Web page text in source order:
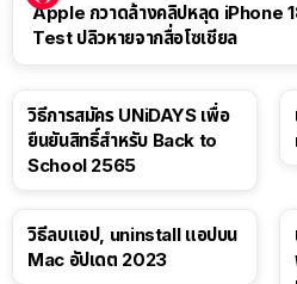
Apple กวาดล้างคลิปหลุด iPhone
Test ปลิวหายจากสื่อโซเชียล
วิธีการสมัคร UNiDAYS เพื่อ
ยืนยันสิทธิ์สำหรับ Back to
School 2565
วิธีลบแอป, uninstall แอปบน
Mac อัปเดต 2023